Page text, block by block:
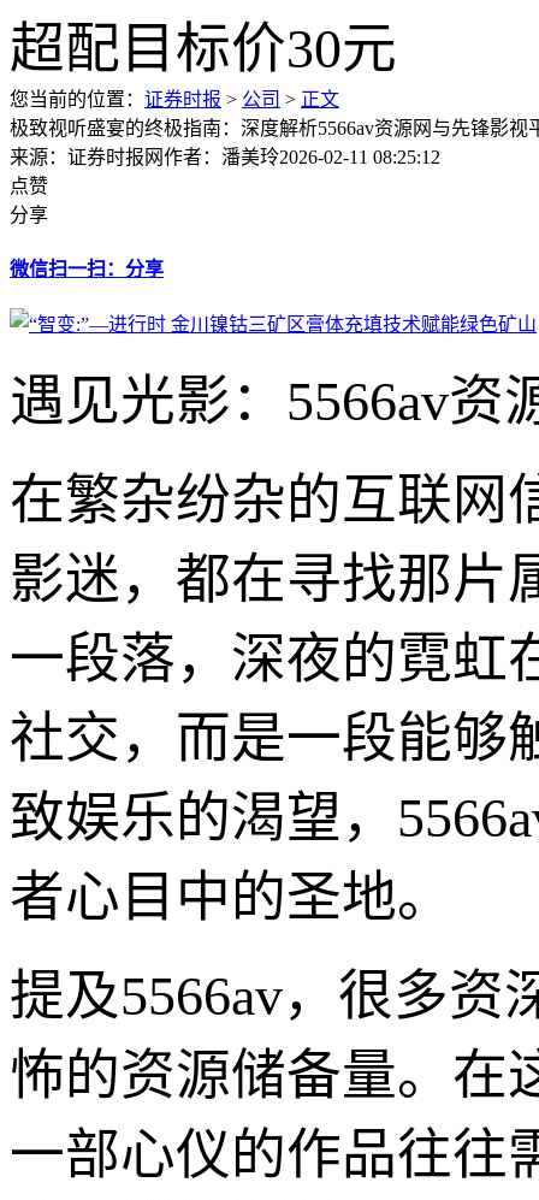
您当前的位置： 证券时报 > 公司 > 正文
极致视听盛宴的终极指南：深度解析5566av资源网与先锋影视
来源：证券时报网作者：潘美玲2026-02-11 08:25:12
点赞
分享
微信扫一扫：分享
遇见光影：5566av
在繁杂纷杂的互联网
影迷，都在寻找那片
一段落，深夜的霓虹
社交，而是一段能够
致娱乐的渴望，
者心目中的圣地。
提及5566av，很多资
怖的资源储备量。在
一部心仪的作品往往